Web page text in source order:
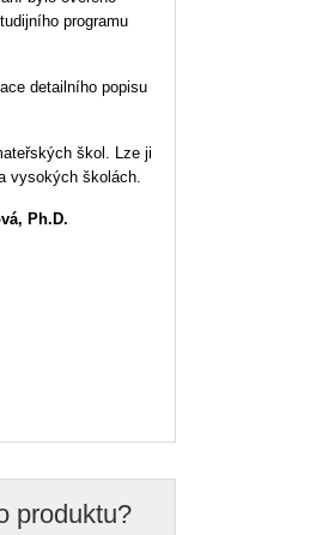
programu
detailního popisu
škol. Lze ji
vysokých školách.
Ph.D.
produktu?